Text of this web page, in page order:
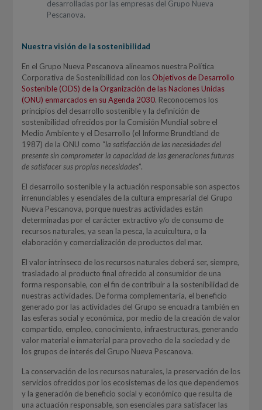
desarrolladas por las empresas del Grupo Nueva
Pescanova.
Nuestra visión de la sostenibilidad
En el Grupo Nueva Pescanova alineamos nuestra Política
Corporativa de Sostenibilidad con los Objetivos de Desarrollo
Sostenible (ODS) de la Organización de las Naciones Unidas
(ONU) enmarcados en su Agenda 2030. Reconocemos los
principios del desarrollo sostenible y la definición de
sostenibilidad ofrecidos por la Comisión Mundial sobre el
Medio Ambiente y el Desarrollo (el Informe Brundtland de
1987) de la ONU como “la satisfacción de las necesidades del
presente sin comprometer la capacidad de las generaciones futuras
de satisfacer sus propias necesidades”.
El desarrollo sostenible y la actuación responsable son aspectos
irrenunciables y esenciales de la cultura empresarial del Grupo
Nueva Pescanova, porque nuestras actividades están
determinadas por el carácter extractivo y/o de consumo de
recursos naturales, ya sean la pesca, la acuicultura, o la
elaboración y comercialización de productos del mar.
El valor intrínseco de los recursos naturales deberá ser, siempre,
trasladado al producto final ofrecido al consumidor de una
forma responsable, con el fin de contribuir a la sostenibilidad de
nuestras actividades. De forma complementaria, el beneficio
generado por las actividades del Grupo se encuadra también en
las esferas social y económica, por medio de la creación de valor
compartido, empleo, conocimiento, infraestructuras, generando
valor material e inmaterial para provecho de la sociedad y de
los grupos de interés del Grupo Nueva Pescanova.
La conservación de los recursos naturales, la preservación de los
servicios ofrecidos por los ecosistemas de los que dependemos
y la generación de beneficio social y económico que resulta de
una actuación responsable, son esenciales para satisfacer las